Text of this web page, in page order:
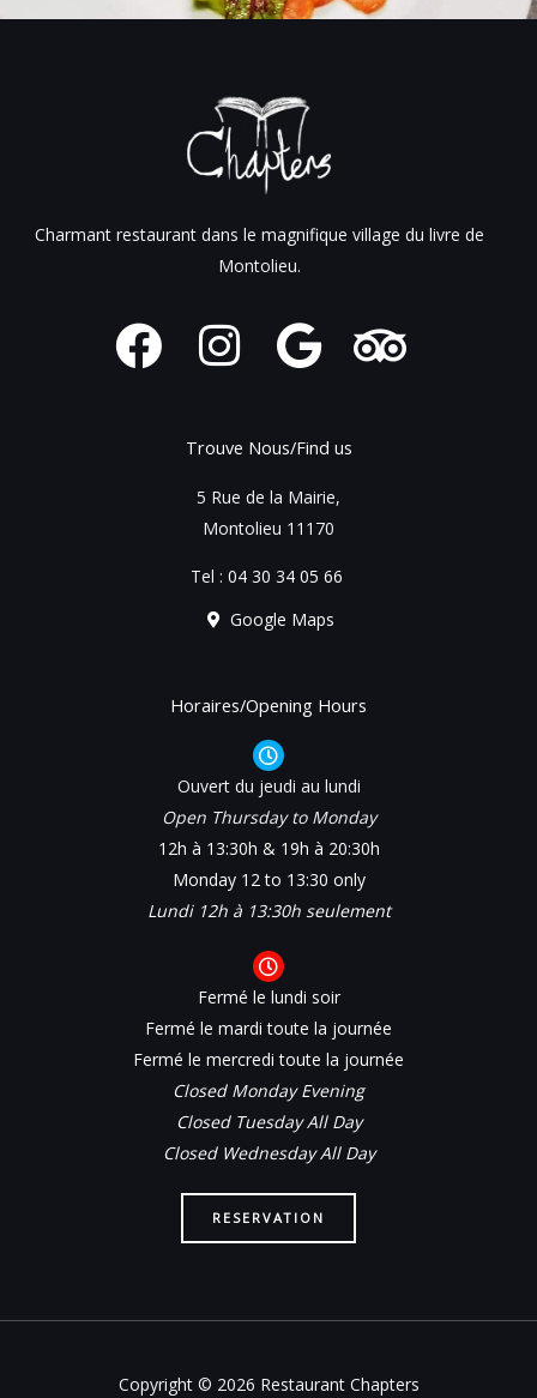
Charmant restaurant dans le magnifique village du livre de
Montolieu.
F I
s
t
a
g
r
m
G
o
g
l
e
T
r
Trouve Nous/Find us
5 Rue de la Mairie,
Montolieu 11170
Tel : 04 30 34 05 66
Google Maps
Horaires/Opening Hours
Ouvert du jeudi au lundi
Open Thursday to Monday
12h à 13:30h & 19h à 20:30h
Monday 12 to 13:30 only
Lundi 12h à 13:30h seulement
Fermé le lundi soir
Fermé le mardi toute la journée
Fermé le mercredi toute la journée
Closed Monday Evening
Closed Tuesday All Day
Closed Wednesday All Day
RESERVATION
Copyright © 2026 Restaurant Chapters